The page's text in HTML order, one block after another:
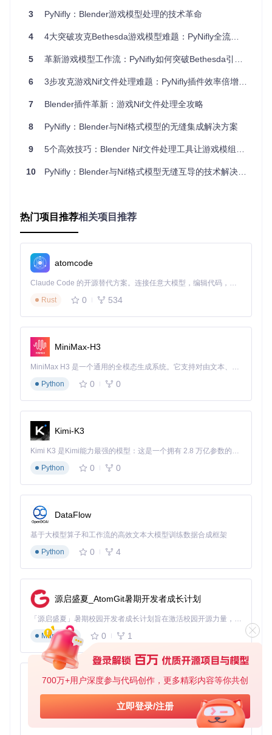
700万+用户深度参与代码创作，更多精彩内容等你共创
立即登录/注册
型，需要确保在游戏中呈现出金属光泽与宝石折射效果。
使用PyNifly的装备工作流，开发者可直接导入基础模型，插件
通过内置的法线贴图生成工具，基于高模细节一键烘焙出符合
游戏引擎要求的法线数据。
生物角色毛发系统实现
实战场景：创建《辐射4》中的动物角色，需要表现出自然的
配，确保毛发在游戏中呈现出自然的运动效果。
进阶技巧图谱
多版本游戏资产兼容策略
优化策略：通过PyNifly的版本适配功能，可实现同一模型在不
同游戏版本间的快速转换。在导出设置中选择目标游戏版本
后，插件会自动调整网格数据、材质参数和骨骼结构，确保资
产在各版本游戏中均能正常工作。
性能优化与资源压缩
能。通过分析模型可见性和细节重要性，自动创建多级细节模
型，并优化纹理分辨率与多边形数量，在保持视觉质量的同时
显著提升游戏运行性能。
开始使用PyNifly
取并安装：
_mirrors/py/PyNifly
按照项目文档中的安装指南将插件部署到Blender
PyNifly持续迭代更新，欢迎通过项目Issue系统提交反馈与功
PyNifly 下载源代码
Export/Import tools between Blender and the Nif format, using Bodyslide/Outfit Studio's Nifly layer. Supports Skyrim LE, Skyrim SE, and Fallout 4.
项目地址：https://gitcode.com/gh_mirrors/py/PyNifly
3 PyNifly：Blender游戏模型处理的技术革命
4 4大突破攻克Bethesda游戏模型难题：PyNifly全流程解决方案
5 革新游戏模型工作流：PyNifly如何突破Bethesda引擎格式限制
6 3步攻克游戏Nif文件处理难题：PyNifly插件效率倍增指南
7 Blender插件革新：游戏Nif文件处理全攻略
8 PyNifly：Blender与Nif格式模型的无缝集成解决方案
9 5个高效技巧：Blender Nif文件处理工具让游戏模组开发者效率提升300%
10 PyNifly：Blender与Nif格式模型无缝互导的技术解决方案
热门项目推荐相关项目推荐
atomcode
Claude Code 的开源替代方案。连接任意大模型，编辑代码，运行命令，自动验证 — 全自动执行。用 Rust 构建，极致性能。 ｜ An open-source alternative to Claude Code. Connect any LLM, edit code, run commands, and verify changes — autonomously. Built in Rust for speed. Get Started
Rust
0 534
MiniMax-H3
MiniMax H3 是一个通用的全模态生成系统。它支持对由文本、图像、视频和音频组成的多模态上下文进行统一理解，并能生成分辨率高达 2K、时长可达 15 秒的带原生立体声音频的视频。得益于面向任务泛化的系统设计，H3 在预训练阶段就已具备广泛的多模态上下文理解与生成能力，能够出色地执行复杂的多模态指令。
Python
0 0
Kimi-K3
Kimi K3 是Kimi能力最强的模型：这是一个拥有 2.8 万亿参数的混合专家（MoE）模型，具备原生视觉理解能力，并支持 100 万 token 的上下文窗口。
Python
0 0
DataFlow
基于大模型算子和工作流的高效文本大模型训练数据合成框架
Python
0 4
源启盛夏_AtomGit暑期开发者成长计划
「源启盛夏」暑期校园开发者成长计划旨在激活校园开源力量，通过积分激励、认证扶持、资源倾斜等形式，引导高校组织和开发者完成「入驻 — 建项目 — 做贡献 — 获认证 — 得资源」的完整闭环。无论你是想带领社团入驻平台的组织者，还是希望用代码贡献证明自己的开发者，都能在这里找到属于你的成长路径。
Markdown
0 1
py-xiaozhi
基于Python的Xiaozhi AI，适用于想要完整Xiaozhi体验而无需拥有专用硬件的用户。
Python
0 1